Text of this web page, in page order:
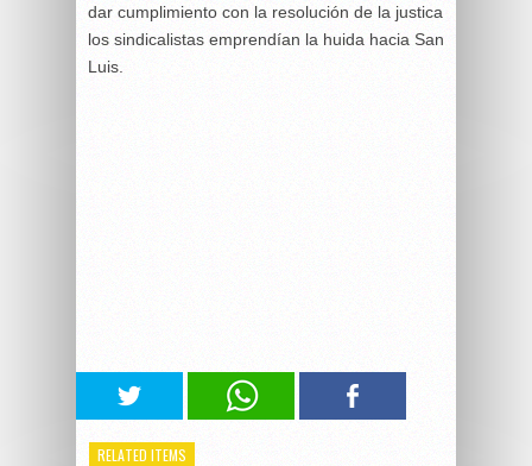
dar cumplimiento con la resolución de la justica
los sindicalistas emprendían la huida hacia San
Luis.
RELATED ITEMS